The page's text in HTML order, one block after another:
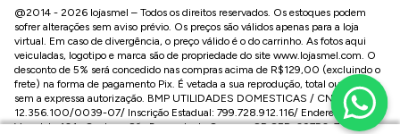
@2014 - 2026 lojasmel – Todos os direitos reservados. Os estoques podem
sofrer alterações sem aviso prévio. Os preços são válidos apenas para a loja
virtual. Em caso de divergência, o preço válido é o do carrinho. As fotos aqui
veiculadas, logotipo e marca são de propriedade do site www.lojasmel.com. O
desconto de 5% será concedido nas compras acima de R$129,00 (excluindo o
frete) na forma de pagamento Pix. É vetada a sua reprodução, total ou parcial,
sem a expressa autorização. BMP UTILIDADES DOMESTICAS / CNPJ:
12.356.100/0039-07/ Inscrição Estadual: 799.728.912.116/ Endereço: R José
Versolato,101 , Centro – São Bernardo do Campo - SP CEP: 09750-730